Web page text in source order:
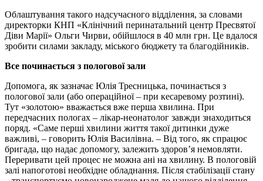
Облаштування такого надсучасного відділення, за словами
директорки КНП «Клінічний перинатальний центр Пресвятої
Діви Марії» Ольги Чирви, обійшлося в 40 млн грн. Це вдалося
зробити силами закладу, міського бюджету та благодійників.
Все починається з пологової зали
Допомога, як зазначає Юлія Тресницька, починається з
пологової зали (або операційної – при кесаревому розтині).
Тут «золотою» вважається вже перша хвилина. При
передчасних пологах – лікар-неонатолог завжди знаходиться
поряд. «Саме перші хвилини життя такої дитинки дуже
важливі, – говорить Юлія Василівна. – Від того, як спрацює
бригада, що надає допомогу, залежить здоров’я немовляти.
Переривати цей процес не можна ані на хвилину. В пологовій
залі напоготові необхідне обладнання. Після стабілізації стану